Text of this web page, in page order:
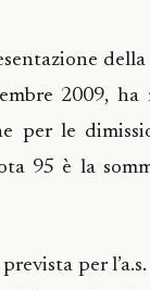
2009, ha
per le
95 è la
per